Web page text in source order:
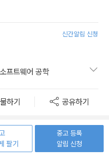
신간알림 신청
소프트웨어 공학
하기 공유하기
팔기
중고 등록
알림 신청